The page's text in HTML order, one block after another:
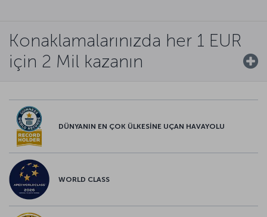
Konaklamalarınızda her 1 EUR
için 2 Mil kazanın
DÜNYANIN EN ÇOK ÜLKESİNE UÇAN HAVAYOLU
WORLD CLASS